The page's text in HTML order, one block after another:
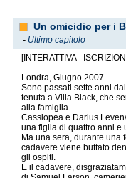
Un omicidio per i
- Ultimo capitolo
[INTERATTIVA -
.
Londra, Giugno 2007.
Sono passati sette anni
tenuta a Villa Black, che
alla famiglia.
Cassiopea e Darius
una figlia di quattro anni e
Ma una sera, durante una
cadavere viene buttato
gli ospiti.
E il cadavere,